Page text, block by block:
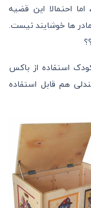
احتمالا این قضیه
ها خوشایند نیست.
استفاده از باکس
هم قابل استفاده